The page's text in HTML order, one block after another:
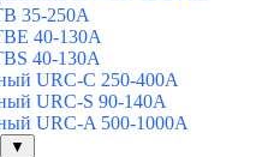
35-250A
40-130A
40-130A
URC-C 250-400A
URC-S 90-140A
URC-A 500-1000A
▼